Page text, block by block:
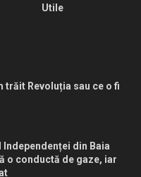
Utile
trăit Revoluția sau ce o fi
din Baia
o conductă de gaze, iar